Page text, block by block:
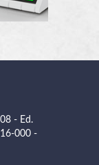
- Ed.
000 -